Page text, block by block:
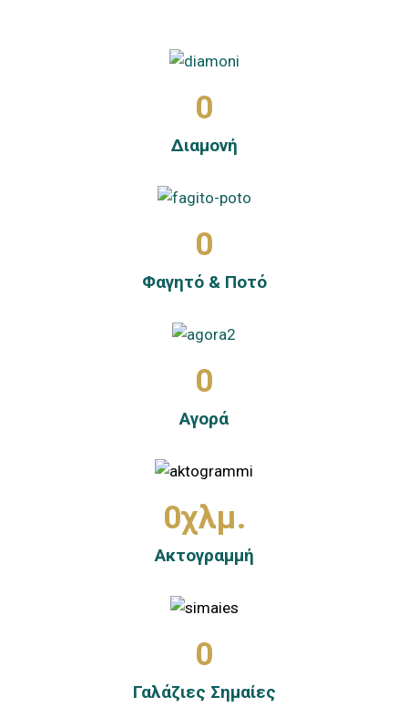
Διαμονή
0
Φαγητό & Ποτό
0
Αγορά
0
Ακτογραμμή
0χλμ.
Γαλάζιες Σημαίες
0